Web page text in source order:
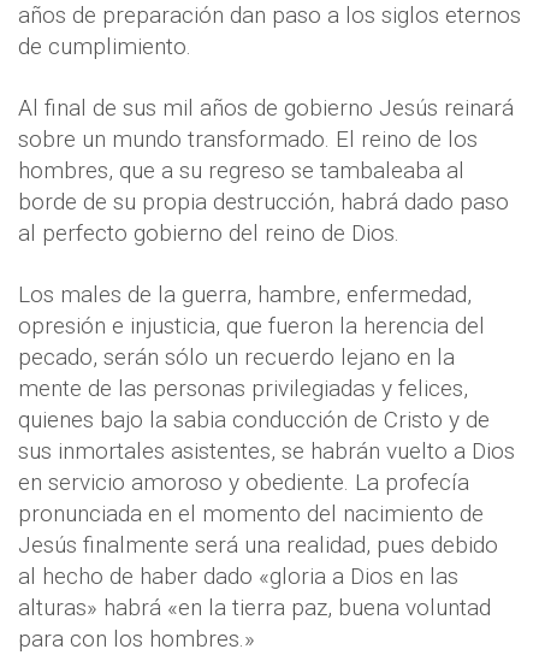
años de preparación dan paso a los siglos eternos
de cumplimiento.
Al final de sus mil años de gobierno Jesús reinará
sobre un mundo transformado. El reino de los
hombres, que a su regreso se tambaleaba al
borde de su propia destrucción, habrá dado paso
al perfecto gobierno del reino de Dios.
Los males de la guerra, hambre, enfermedad,
opresión e injusticia, que fueron la herencia del
pecado, serán sólo un recuerdo lejano en la
mente de las personas privilegiadas y felices,
quienes bajo la sabia conducción de Cristo y de
sus inmortales asistentes, se habrán vuelto a Dios
en servicio amoroso y obediente. La profecía
pronunciada en el momento del nacimiento de
Jesús finalmente será una realidad, pues debido
al hecho de haber dado «gloria a Dios en las
alturas» habrá «en la tierra paz, buena voluntad
para con los hombres.»